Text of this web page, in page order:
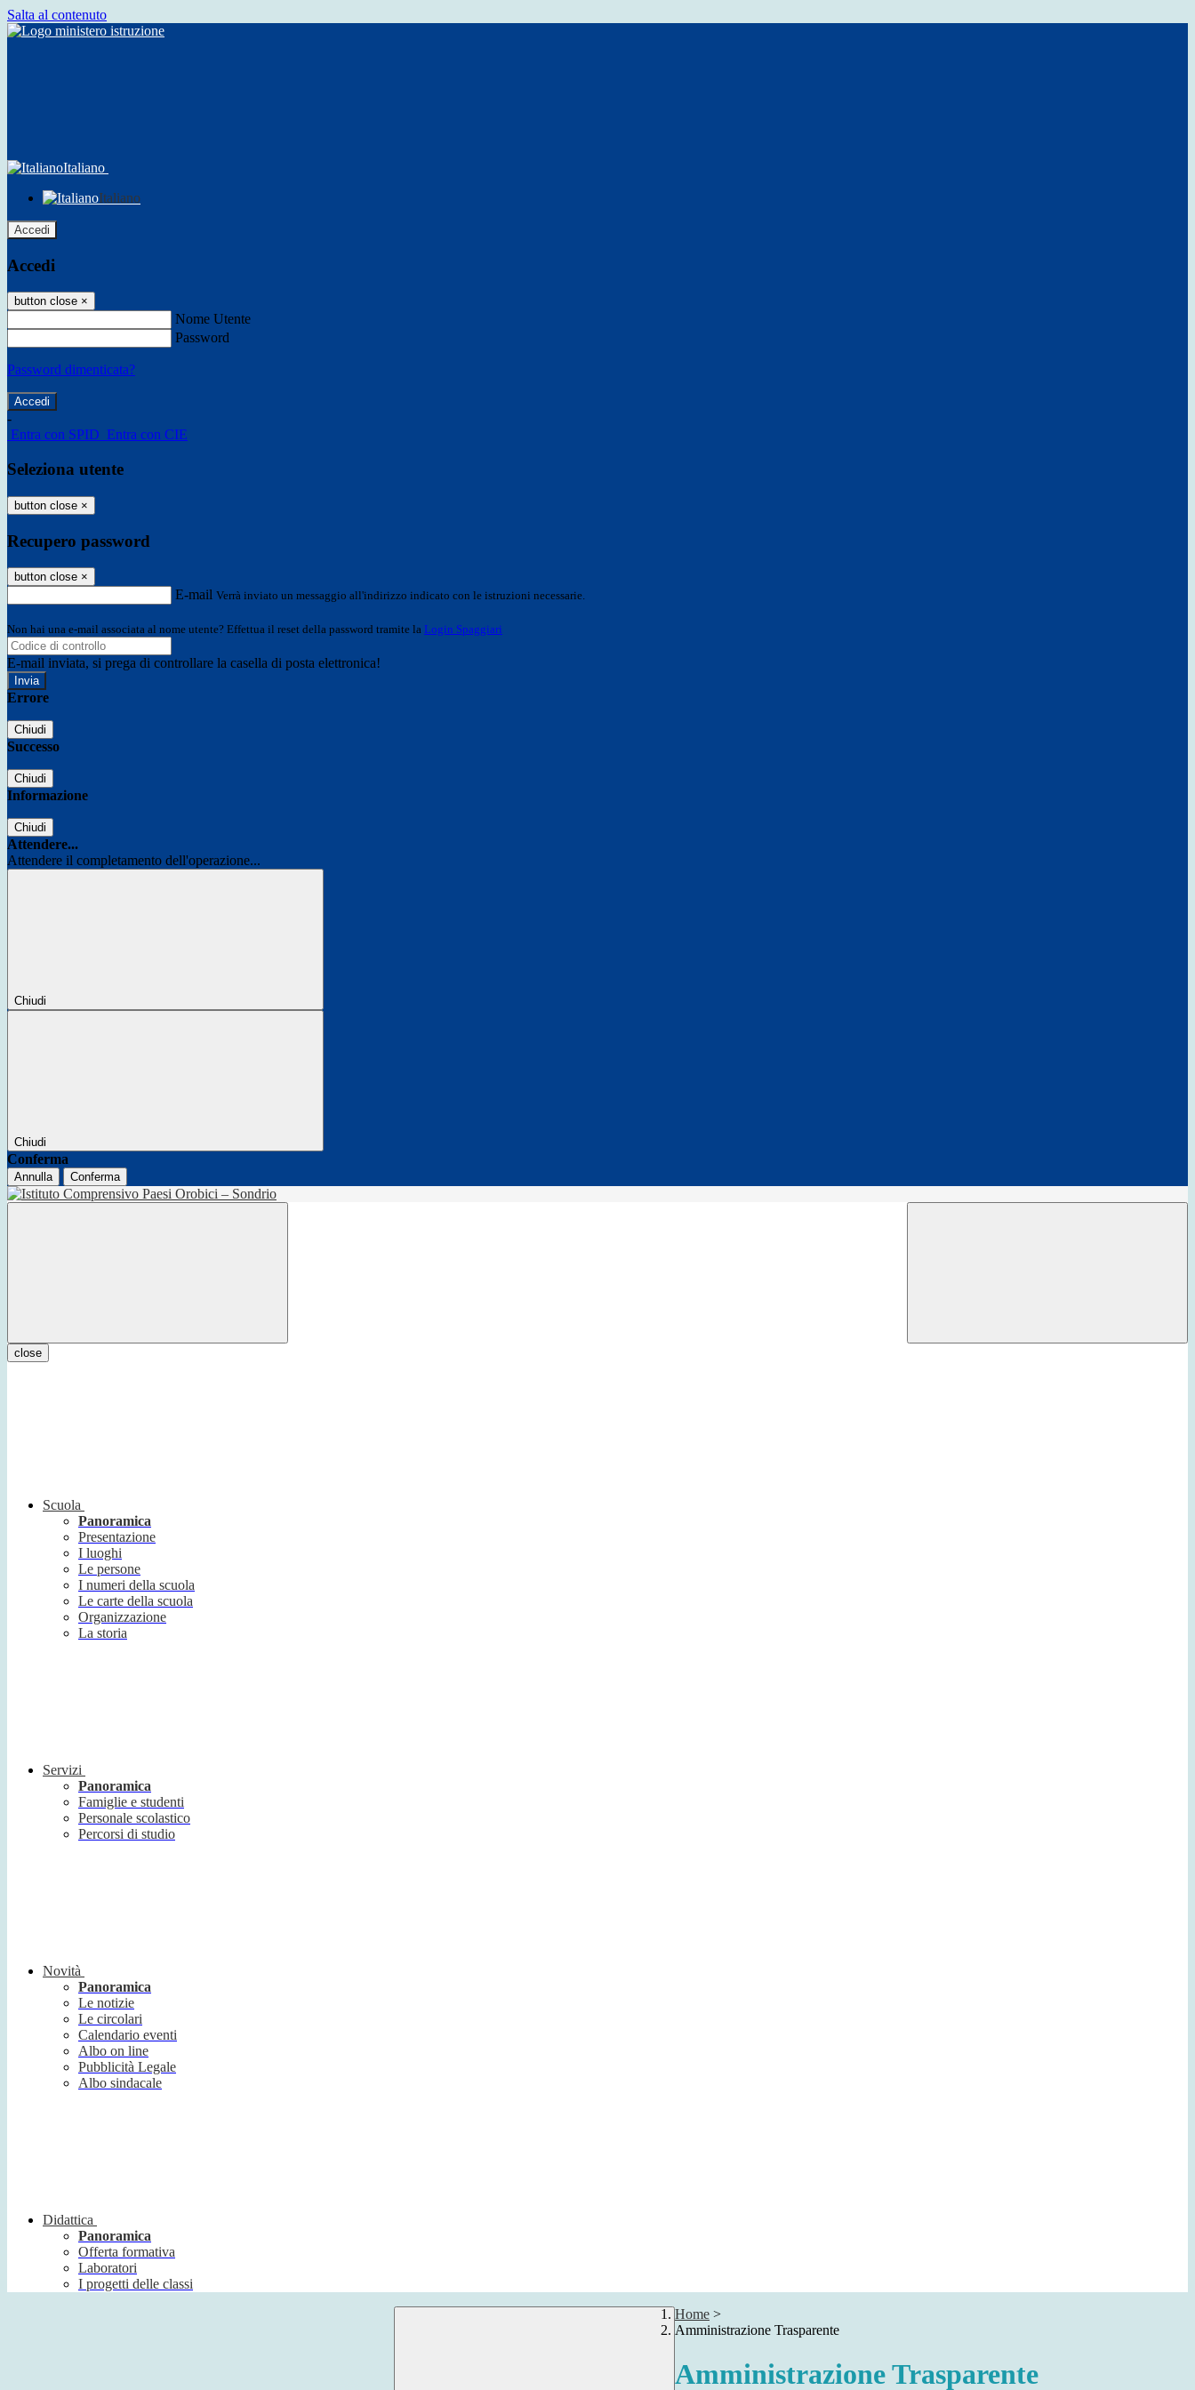
Salta al contenuto
Italiano
Italiano
Accedi
Accedi
button close ×
Nome Utente
Password
Password dimenticata?
-
Entra con SPID Entra con CIE
Seleziona utente
button close ×
Recupero password
button close ×
E-mail Verrà inviato un messaggio all'indirizzo indicato con le istruzioni necessarie.
Non hai una e-mail associata al nome utente? Effettua il reset della password tramite la Login Spaggiari
E-mail inviata, si prega di controllare la casella di posta elettronica!
Errore
Chiudi
Successo
Chiudi
Informazione
Chiudi
Attendere...
Attendere il completamento dell'operazione...
Chiudi
Chiudi
Conferma
Annulla Conferma
close
Scuola
Panoramica
Presentazione
I luoghi
Le persone
I numeri della scuola
Le carte della scuola
Organizzazione
La storia
Servizi
Panoramica
Famiglie e studenti
Personale scolastico
Percorsi di studio
Novità
Panoramica
Le notizie
Le circolari
Calendario eventi
Albo on line
Pubblicità Legale
Albo sindacale
Didattica
Panoramica
Offerta formativa
Laboratori
I progetti delle classi
Home >
Amministrazione Trasparente
Amministrazione Trasparente